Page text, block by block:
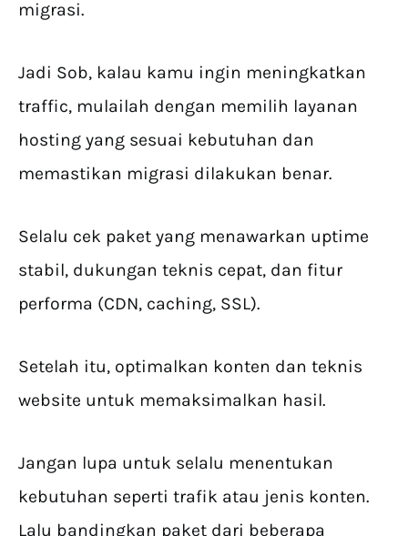
migrasi.
Jadi Sob, kalau kamu ingin meningkatkan
traffic, mulailah dengan memilih layanan
hosting yang sesuai kebutuhan dan
memastikan migrasi dilakukan benar.
Selalu cek paket yang menawarkan uptime
stabil, dukungan teknis cepat, dan fitur
performa (CDN, caching, SSL).
Setelah itu, optimalkan konten dan teknis
website untuk memaksimalkan hasil.
Jangan lupa untuk selalu menentukan
kebutuhan seperti trafik atau jenis konten.
Lalu bandingkan paket dari beberapa